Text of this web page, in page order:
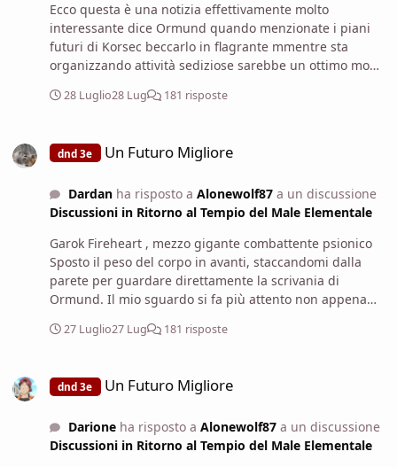
Ecco questa è una notizia effettivamente molto
interessante dice Ormund quando menzionate i piani
futuri di Korsec beccarlo in flagrante mmentre sta
organizzando attività sediziose sarebbe un ottimo modo
e quindi rendere decisamente più credibile dai
organizzare di venire lì con alcuni dei soldati di mio
padre per fare una retata. Secondo voi cosa potrebbe
oltre alla moneta? Qualche lettera magari?
28 Luglio28 Lug 181 risposte
dnd 3e Un Futuro Migliore
Dardanha risposto a Alonewolf87a un discussione
Discussioni in Ritorno al Tempio del Male Elementale
Garok Fireheart , mezzo gigante combattente psionico
Sposto il peso del corpo in avanti, staccandomi dalla
parete per guardare direttamente la scrivania di
Ormund. Il mio sguardo si fa più attento non appena
piegata; un oggetto che, sebbene danneggiato,
stringo i pugni dietro la schiena, concentrato sulle
intervengo a parole, ma fisso il figlio del Conte con un
cenno del capo severo, quasi a voler sottolineare che la
27 Luglio27 Lug 181 risposte
dnd 3e Un Futuro Migliore
Darioneha risposto a Alonewolf87a un discussione
Discussioni in Ritorno al Tempio del Male Elementale